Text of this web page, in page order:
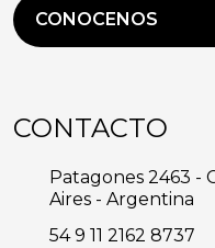
CONOCENOS
CONTACTO
Patagones 2463 -
Aires - Argentina
54 9 11 2162 8737